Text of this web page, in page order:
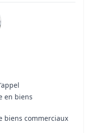
en biens
biens commerciaux